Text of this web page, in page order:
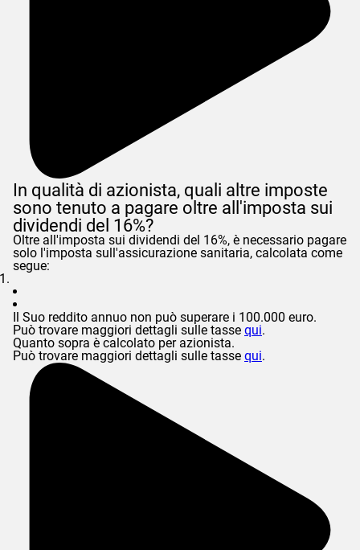
In qualità di azionista, quali altre imposte
sono tenuto a pagare oltre all'imposta sui
dividendi del 16%?
Oltre all'imposta sui dividendi del 16%, è necessario pagare
solo l'imposta sull'assicurazione sanitaria, calcolata come
segue:
Il Suo reddito annuo non può superare i 100.000 euro.
Può trovare maggiori dettagli sulle tasse qui.
Quanto sopra è calcolato per azionista.
Può trovare maggiori dettagli sulle tasse qui.